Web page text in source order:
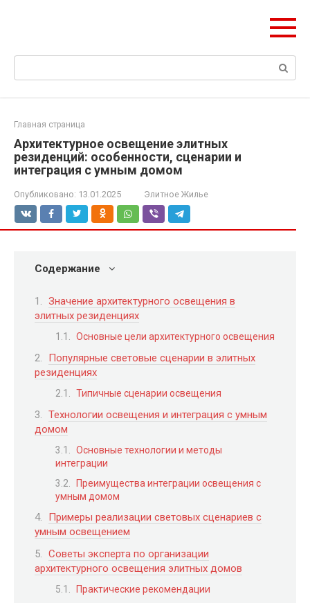
Поиск:
Главная страница
Архитектурное освещение элитных
резиденций: особенности, сценарии и
интеграция с умным домом
Опубликовано: 13.01.2025 Элитное Жилье
Содержание
Значение архитектурного освещения в
элитных резиденциях
Основные цели архитектурного освещения
Популярные световые сценарии в элитных
резиденциях
Типичные сценарии освещения
Технологии освещения и интеграция с умным
домом
Основные технологии и методы
интеграции
Преимущества интеграции освещения с
умным домом
Примеры реализации световых сценариев с
умным освещением
Советы эксперта по организации
архитектурного освещения элитных домов
Практические рекомендации